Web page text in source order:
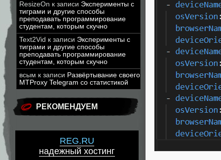
ResizeOn к записи Эксперименты с
тиграми и другие способы
преподавать программирование
студентам, которым скучно
Text2Vid к записи Эксперименты с
тиграми и другие способы
преподавать программирование
студентам, которым скучно
всым к записи Развёртывание своего
MTProxy Telegram со статистикой
РЕКОМЕНДУЕМ
REG.RU
надежный хостинг